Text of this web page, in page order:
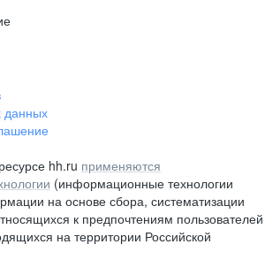
данных
hh.ru применяются
(информационные технологии
на основе сбора, систематизации
к предпочтениям пользователей
на территории Российской